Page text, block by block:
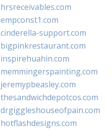
hrsreceivables.com
empconst1.com
cinderella-support.com
bigpinkrestaurant.com
inspirehuahin.com
memmingerspainting.com
jeremypbeasley.com
thesandwichdepotcos.com
drgiggleshouseofpain.com
hotflashdesigns.com